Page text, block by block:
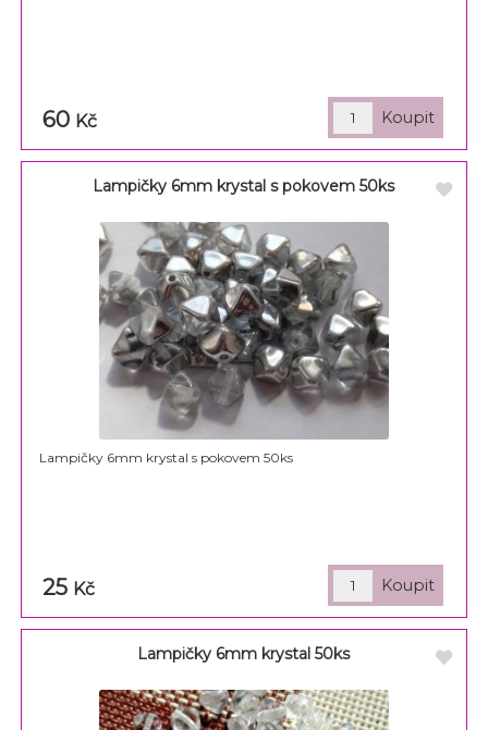
60 Kč
Lampičky 6mm krystal s pokovem 50ks
Lampičky 6mm krystal s pokovem 50ks
25 Kč
Lampičky 6mm krystal 50ks